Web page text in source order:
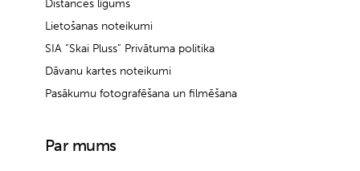
Distances līgums
Lietošanas noteikumi
SIA “Skai Pluss” Privātuma politika
Dāvanu kartes noteikumi
Pasākumu fotografēšana un filmēšana
Par mums